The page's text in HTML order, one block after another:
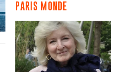
PARIS MONDE